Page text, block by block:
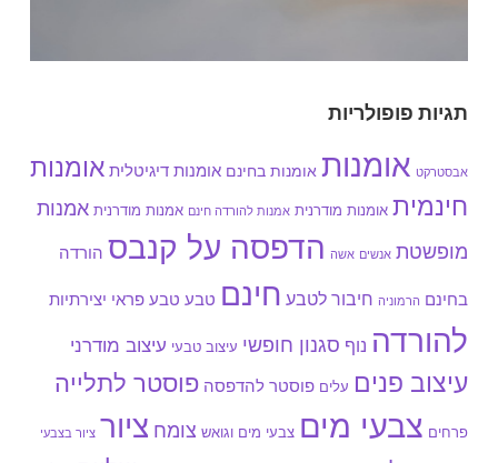
תגיות פופולריות
אבסטרקט אומנות אומנות בחינם אומנות דיגיטלית אומנות
חינמית אומנות מודרנית אמנות להורדה חינם אמנות מודרנית אמנות
מופשטת אנשים אשה הדפסה על קנבס הורדה
בחינם הרמוניה חיבור לטבע חינם טבע טבע פראי יצירתיות
להורדה נוף סגנון חופשי עיצוב טבעי עיצוב מודרני
עיצוב פנים עלים פוסטר להדפסה פוסטר לתלייה
פרחים צבעי מים צבעי מים וגואש צומח ציור ציור בצבעי